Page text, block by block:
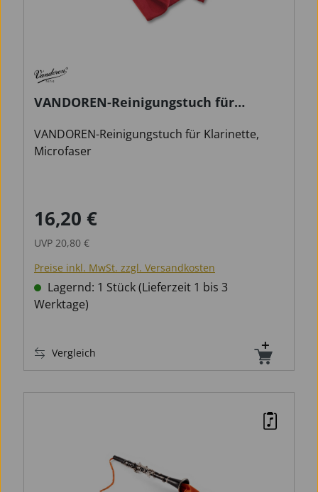
VANDOREN-Reinigungstuch für
VANDOREN-Reinigungstuch für Klarinette,
Microfaser
Verkaufspreis:
16,20 €
UVP 20,80 €
Preise inkl. MwSt. zzgl. Versandkosten
Lagernd: 1 Stück (Lieferzeit 1 bis 3
Werktage)
Vergleich